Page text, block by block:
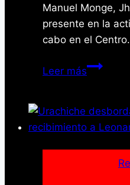
Manuel Monge,
presente en la
cabo en el
Leer másGran
Joven
y